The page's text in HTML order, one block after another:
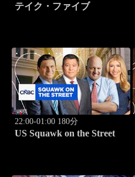
テイク・ファイブ
22:00-01:00 180分
US Squawk on the Street